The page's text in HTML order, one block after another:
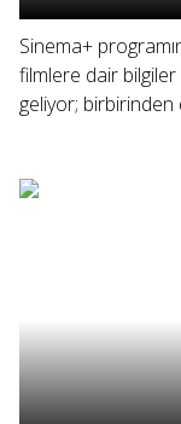
Sinema+
filmlere dair
geliyor;